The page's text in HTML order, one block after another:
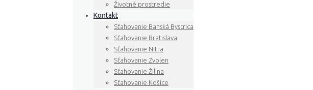
Životné prostredie
Kontakt
Sťahovanie Banská Bystrica
Sťahovanie Bratislava
Sťahovanie Nitra
Sťahovanie Zvolen
Sťahovanie Žilina
Sťahovanie Košice